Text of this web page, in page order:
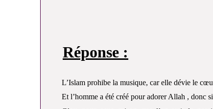
Réponse :
L’Islam prohibe la musique, car elle dévie le
Et l’homme a été créé pour adorer Allah , donc